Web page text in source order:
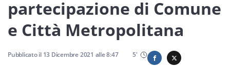
Servizi
partecipazione di Comune
e Città Metropolitana
Pubblicato il 13 Dicembre 2021 alle8:47 5'